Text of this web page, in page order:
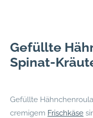
Gefüllte
Spinat-
Gefüllte
cremigem Frischkäse